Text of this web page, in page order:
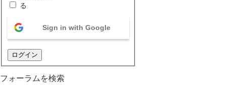
る
Sign in with Google
ログイン
フォーラムを検索